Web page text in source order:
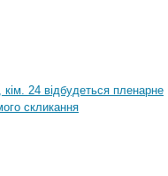
24 відбудеться пленарне
скликання